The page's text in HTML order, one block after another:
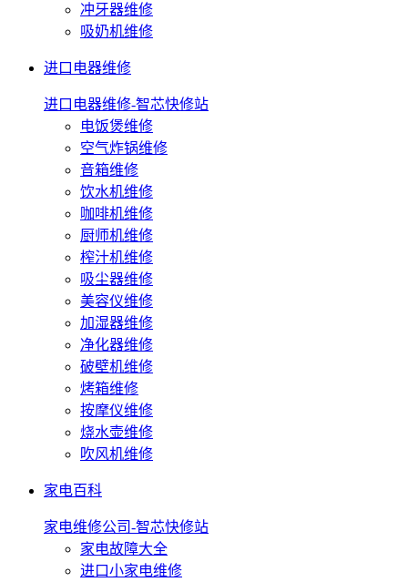
冲牙器维修
吸奶机维修
进口电器维修
进口电器维修-智芯快修站
电饭煲维修
空气炸锅维修
音箱维修
饮水机维修
咖啡机维修
厨师机维修
榨汁机维修
吸尘器维修
美容仪维修
加湿器维修
净化器维修
破壁机维修
烤箱维修
按摩仪维修
烧水壶维修
吹风机维修
家电百科
家电维修公司-智芯快修站
家电故障大全
进口小家电维修